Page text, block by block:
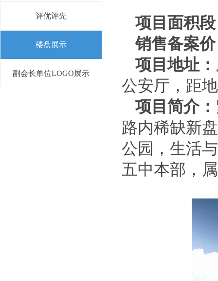
评优评先
楼盘展示
副会长单位LOGO展示
项目面积
销售备案
项目地址：
公安厅，距
项目简介：
路内稀缺新
公园，生活
五中本部，